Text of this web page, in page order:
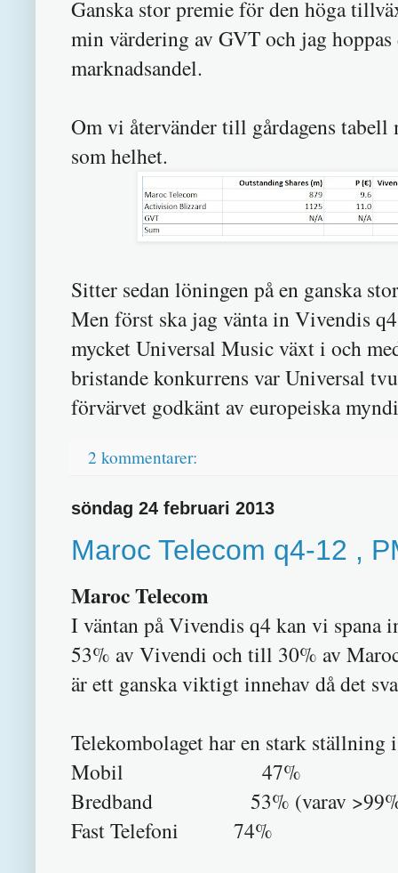
Ganska stor premie för den höga
min värdering av GVT och jag
marknadsandel.
Om vi återvänder till gårdagens
som helhet.
Sitter sedan löningen på en ganska
Men först ska jag vänta in Vivendis
mycket Universal Music växt i och
bristande konkurrens var Universal
förvärvet godkänt av europeiska
2 kommentarer:
söndag 24 februari 2013
Maroc Telecom q4-12 ,
Maroc Telecom
I väntan på Vivendis q4 kan vi spana
53% av Vivendi och till 30% av
är ett ganska viktigt innehav då det
Telekombolaget har en stark ställning
Mobil 47%
Bredband 53% (varav >99%
Fast Telefoni 74%